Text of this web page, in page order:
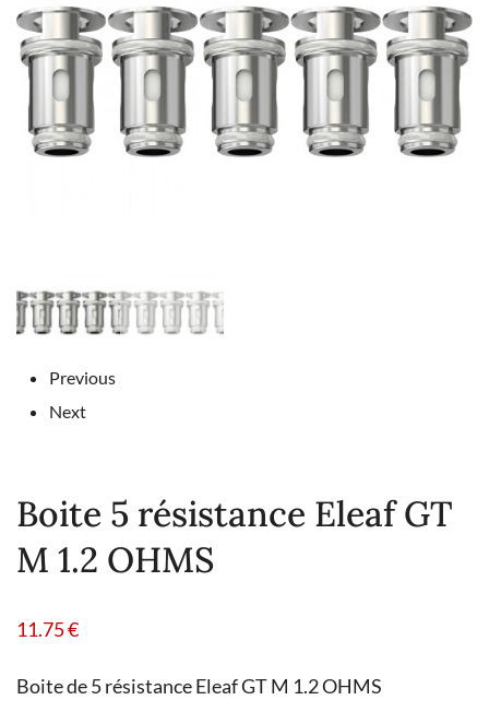
Previous
Next
Boite 5 résistance Eleaf GT
M 1.2 OHMS
11.75€
Boite de 5 résistance Eleaf GT M 1.2 OHMS